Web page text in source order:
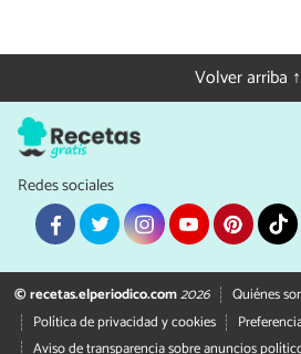
Volver arriba ↑
Redes sociales
© recetas.elperiodico.com2026 Quiénes
Política de privacidad y cookies